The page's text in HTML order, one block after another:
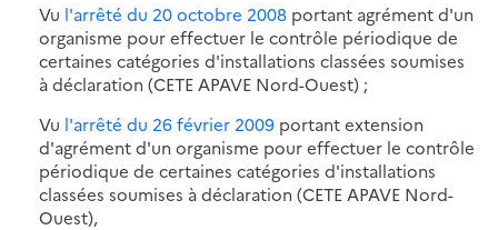
Vu l'arrêté du 20 octobre 2008 portant agrément d'un
organisme pour effectuer le contrôle périodique de
certaines catégories d'installations classées soumises
à déclaration (CETE APAVE Nord-Ouest) ;
Vu l'arrêté du 26 février 2009 portant extension
d'agrément d'un organisme pour effectuer le contrôle
périodique de certaines catégories d'installations
classées soumises à déclaration (CETE APAVE Nord-
Ouest),